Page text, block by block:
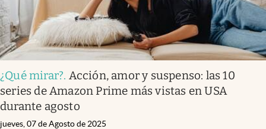
¿Qué mirar?. Acción, amor y suspenso: las 10
series de Amazon Prime más vistas en USA
durante agosto
jueves, 07 de Agosto de 2025